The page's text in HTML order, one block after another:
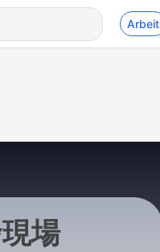
Arbeit
場